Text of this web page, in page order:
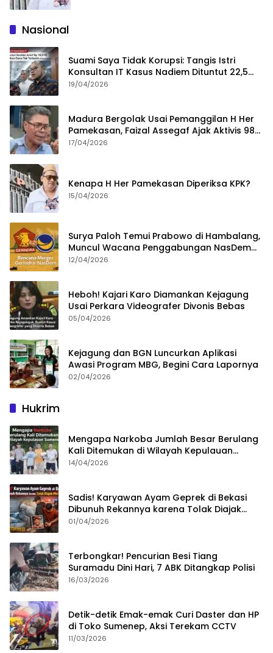
Nasional
Suami Saya Tidak Korupsi: Tangis Istri
Konsultan IT Kasus Nadiem Dituntut 22,5
Tahun
19/04/2026
Madura Bergolak Usai Pemanggilan H Her
Pamekasan, Faizal Assegaf Ajak Aktivis 98
Bongkar Permainan KPK
17/04/2026
Kenapa H Her Pamekasan Diperiksa KPK?
15/04/2026
Surya Paloh Temui Prabowo di Hambalang,
Muncul Wacana Penggabungan NasDem
dan Gerindra
12/04/2026
Heboh! Kajari Karo Diamankan Kejagung
Usai Perkara Videografer Divonis Bebas
05/04/2026
Kejagung dan BGN Luncurkan Aplikasi
Awasi Program MBG, Begini Cara Lapornya
02/04/2026
Hukrim
Mengapa Narkoba Jumlah Besar Berulang
Kali Ditemukan di Wilayah Kepulauan
Sumenep?
14/04/2026
Sadis! Karyawan Ayam Geprek di Bekasi
Dibunuh Rekannya karena Tolak Diajak
Merampok Majikan
01/04/2026
Terbongkar! Pencurian Besi Tiang
Suramadu Dini Hari, 7 ABK Ditangkap Polisi
16/03/2026
Detik-detik Emak-emak Curi Daster dan HP
di Toko Sumenep, Aksi Terekam CCTV
11/03/2026